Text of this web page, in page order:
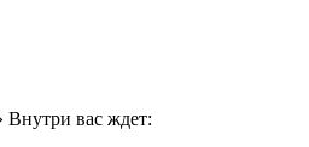
Внутри вас ждет: